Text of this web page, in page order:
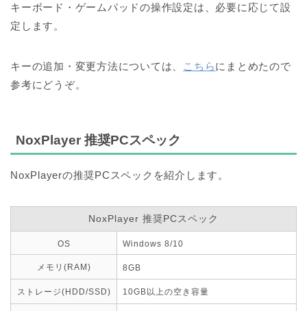
キーボード・ゲームパッドの操作設定は、 必要に応じて設
定します。
キーの追加・変更方法については、 こちらにまとめたので
参考にどうぞ。
NoxPlayer 推奨PCスペック
NoxPlayerの推奨PCスペックを紹介します。
NoxPlayer 推奨PCスペック
OS Windows 8/10
メモリ(RAM) 8GB
ストレージ(HDD/SSD) 10GB以上の空き容量